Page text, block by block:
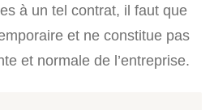
à un tel contrat, il faut que
et ne constitue pas
et normale de l’entreprise.